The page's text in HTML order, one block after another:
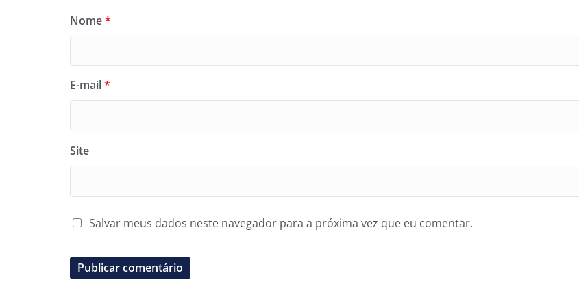
Nome*
E-mail*
Site
Salvar meus dados neste navegador para a próxima vez que eu comentar.